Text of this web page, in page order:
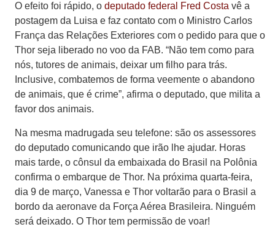
O efeito foi rápido, o deputado federal Fred Costa vê a
postagem da Luisa e faz contato com o Ministro Carlos
França das Relações Exteriores com o pedido para que o
Thor seja liberado no voo da FAB. “Não tem como para
nós, tutores de animais, deixar um filho para trás.
Inclusive, combatemos de forma veemente o abandono
de animais, que é crime”, afirma o deputado, que milita a
favor dos animais.
Na mesma madrugada seu telefone: são os assessores
do deputado comunicando que irão lhe ajudar. Horas
mais tarde, o cônsul da embaixada do Brasil na Polônia
confirma o embarque de Thor. Na próxima quarta-feira,
dia 9 de março, Vanessa e Thor voltarão para o Brasil a
bordo da aeronave da Força Aérea Brasileira. Ninguém
será deixado. O Thor tem permissão de voar!